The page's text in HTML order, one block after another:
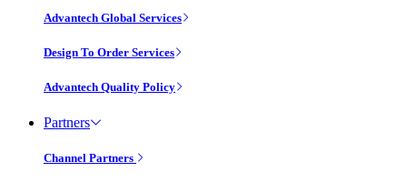
Advantech Global Services
Design To Order Services
Advantech Quality Policy
Partners
Channel Partners